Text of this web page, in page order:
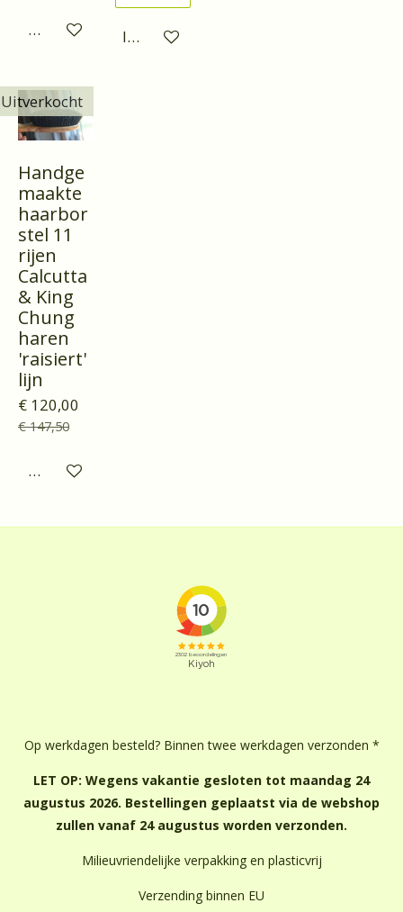
Houd mij op de hoogte
In winkelwagen
Uitverkocht
Handge
maakte
haarbor
stel 11
rijen
Calcutta
& King
Chung
haren
'raisiert'
lijn
€ 120,00
€ 147,50
Houd mij op de hoogte
Op werkdagen besteld? Binnen twee werkdagen verzonden *
LET OP: Wegens vakantie gesloten tot maandag 24
augustus 2026. Bestellingen geplaatst via de webshop
zullen vanaf 24 augustus worden verzonden.
Milieuvriendelijke verpakking en plasticvrij
Verzending binnen EU